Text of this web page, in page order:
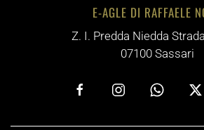
E-AGLE DI RAFFAELE
Z. I. Predda Niedda
07100 Sassari